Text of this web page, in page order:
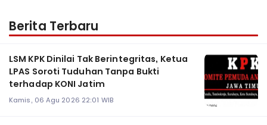
Berita Terbaru
LSM KPK Dinilai Tak Berintegritas, Ketua
LPAS Soroti Tuduhan Tanpa Bukti
terhadap KONI Jatim
Kamis, 06 Agu 2026 22:01 WIB